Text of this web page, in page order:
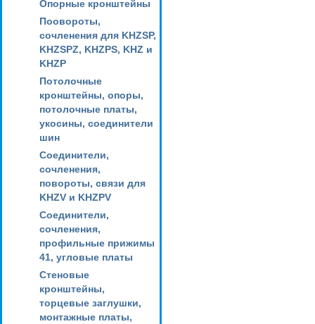
Опорные кронштейны
Поовороты,
сочленения для KHZSP,
KHZSPZ, KHZPS, KHZ и
KHZP
Потолочные
кронштейны, опоры,
потолочные платы,
укосины, соединители
шин
Соединители,
сочленения,
повороты, связи для
KHZV и KHZPV
Соединители,
сочленения,
профильные прижимы
41, угловые платы
Стеновые
кронштейны,
торцевые заглушки,
монтажные платы,